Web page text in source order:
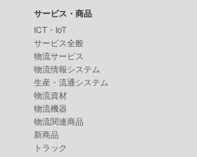
サービス・商品
ICT・IoT
サービス全般
物流サービス
物流情報システム
生産・流通システム
物流資材
物流機器
物流関連商品
新商品
トラック